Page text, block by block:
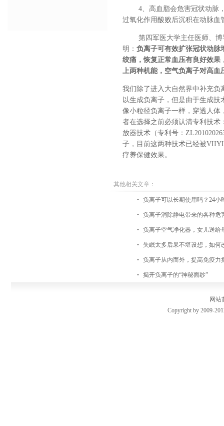
4、高血脂会危害冠状动脉
过氧化作用酸败后沉积在动脉血
第四军医大学主任医师、
明： 负离子可有效扩张冠状动脉
绞痛，恢复正常血压有良好效果
上两种机能，空气负离子对高血
我们除了进入大自然界中补充负
以生成负离子，但是由于生成
像小粒径负离子一样，穿透人体
者在选择之前必须认清专利技术
放器技术（专利号：
子， 目前这两种技术已经被
疗养保健效果。
其他相关文章：
负离子可以长期使用吗？24小
负离子消除静电带来的各种危
负离子空气净化器，女儿送给
失眠太多后果不堪设想，如何
负离子从内而外，提高免疫力
揭开负离子的“神秘面纱”
网站
Copyright by 2009-